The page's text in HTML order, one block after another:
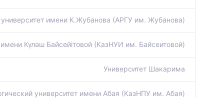
имени К.Жубанова (АРГУ им. Жубанова)
Күләш Байсейітовой (КазНУИ им. Байсеитовой)
Университет Шакарима
университет имени Абая (КазНПУ им. Абая)